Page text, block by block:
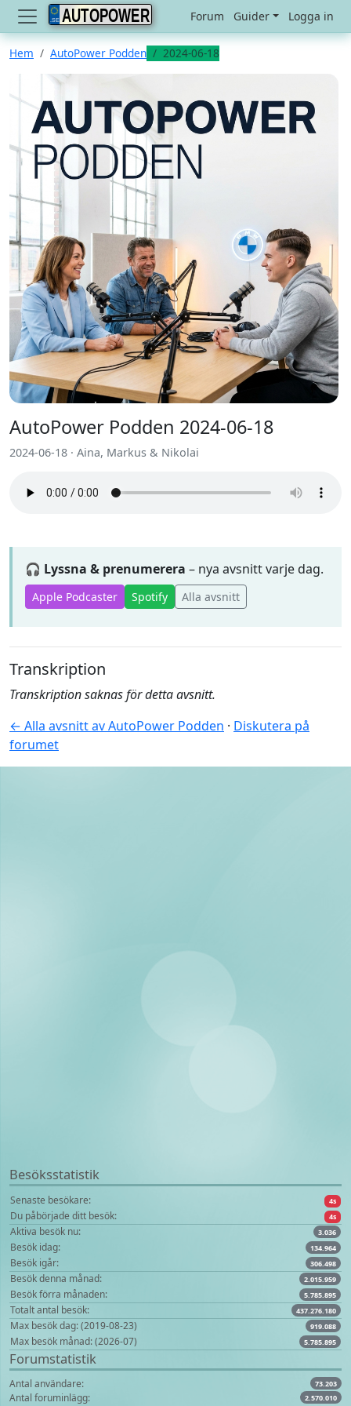
AUTOPOWER Forum Guider Logga in
Hem AutoPower Podden 2024-06-18
AutoPower Podden 2024-06-18
2024-06-18 · Aina, Markus & Nikolai
🎧 Lyssna & prenumerera – nya avsnitt varje dag.
Apple Podcaster Spotify Alla avsnitt
Transkription
Transkription saknas för detta avsnitt.
← Alla avsnitt av AutoPower Podden · Diskutera på
forumet
Besöksstatistik
Senaste besökare: 4s
Du påbörjade ditt besök: 4s
Aktiva besök nu: 3.036
Besök idag: 134.964
Besök igår: 306.498
Besök denna månad: 2.015.959
Besök förra månaden: 5.785.895
Totalt antal besök: 437.276.180
Max besök dag: (2019-08-23) 919.088
Max besök månad: (2026-07) 5.785.895
Forumstatistik
Antal användare: 73.203
Antal foruminlägg: 2.570.010